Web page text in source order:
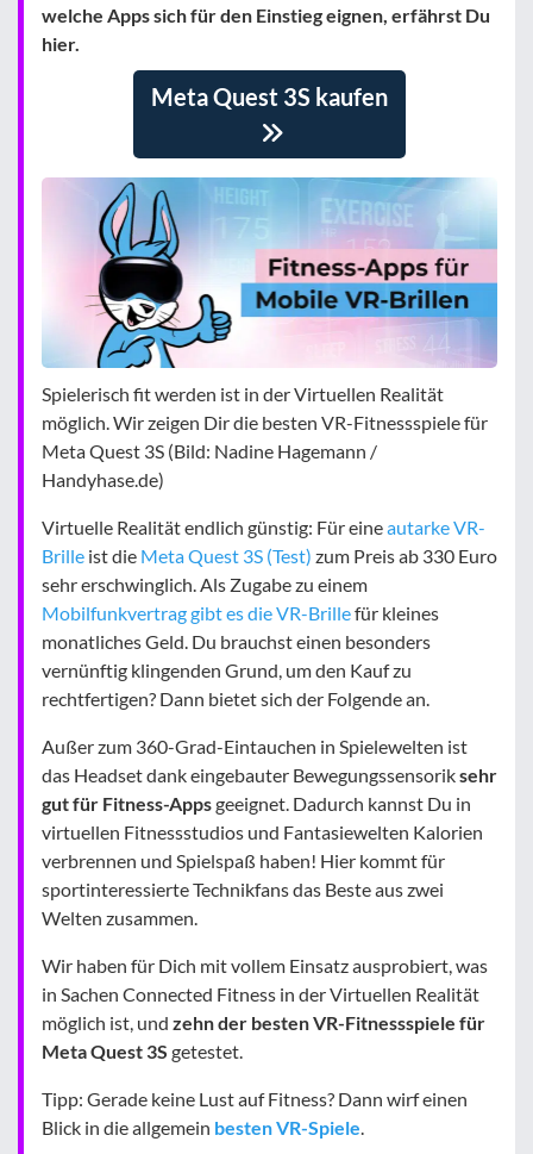
welche Apps sich für den Einstieg eignen, erfährst Du
hier.
Meta Quest 3S kaufen
Spielerisch fit werden ist in der Virtuellen Realität
möglich. Wir zeigen Dir die besten VR-Fitnessspiele für
Meta Quest 3S (Bild: Nadine Hagemann /
Handyhase.de)
Virtuelle Realität endlich günstig: Für eineautarke VR-
Brille ist die Meta Quest 3S (Test) zum Preis ab 330 Euro
sehr erschwinglich. Als Zugabe zu einem
Mobilfunkvertrag gibt es die VR-Brillefür kleines
monatliches Geld. Du brauchst einen besonders
vernünftig klingenden Grund, um den Kauf zu
rechtfertigen? Dann bietet sich der Folgende an.
Außer zum 360-Grad-Eintauchen in Spielewelten ist
das Headset dank eingebauter Bewegungssensoriksehr
gut für Fitness-Appsgeeignet. Dadurch kannst Du in
virtuellen Fitnessstudios und Fantasiewelten Kalorien
verbrennen und Spielspaß haben! Hier kommt für
sportinteressierte Technikfans das Beste aus zwei
Welten zusammen.
Wir haben für Dich mit vollem Einsatz ausprobiert, was
in Sachen Connected Fitness in der Virtuellen Realität
möglich ist, und zehn der besten VR-Fitnessspiele für
Meta Quest 3S getestet.
Tipp: Gerade keine Lust auf Fitness? Dann wirf einen
Blick in die allgemein besten VR-Spiele